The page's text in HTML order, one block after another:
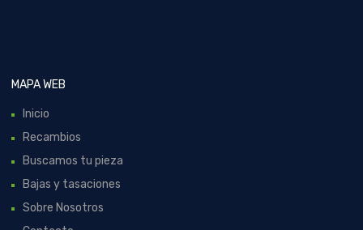
MAPA WEB
Inicio
Recambios
Buscamos tu pieza
Bajas y tasaciones
Sobre Nosotros